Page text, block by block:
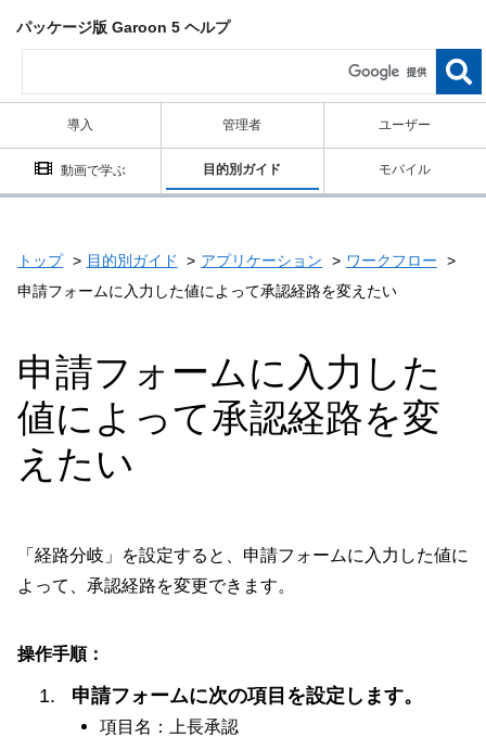
パッケージ版 Garoon 5 ヘルプ
導入 管理者 ユーザー
動画で学ぶ 目的別ガイド モバイル
トップ 目的別ガイド アプリケーション
ワークフロー
申請フォームに入力した値によって承認経路を変えたい
申請フォームに入力した
値によって承認経路を変
えたい
「経路分岐」を設定すると、申請フォームに入力した値に
よって、承認経路を変更できます。
操作手順：
申請フォームに次の項目を設定します。
項目名：上長承認